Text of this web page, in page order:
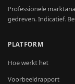
Professionele
gedreven. Indicatief.
PLATFORM
Hoe werkt het
Voorbeeldrapport